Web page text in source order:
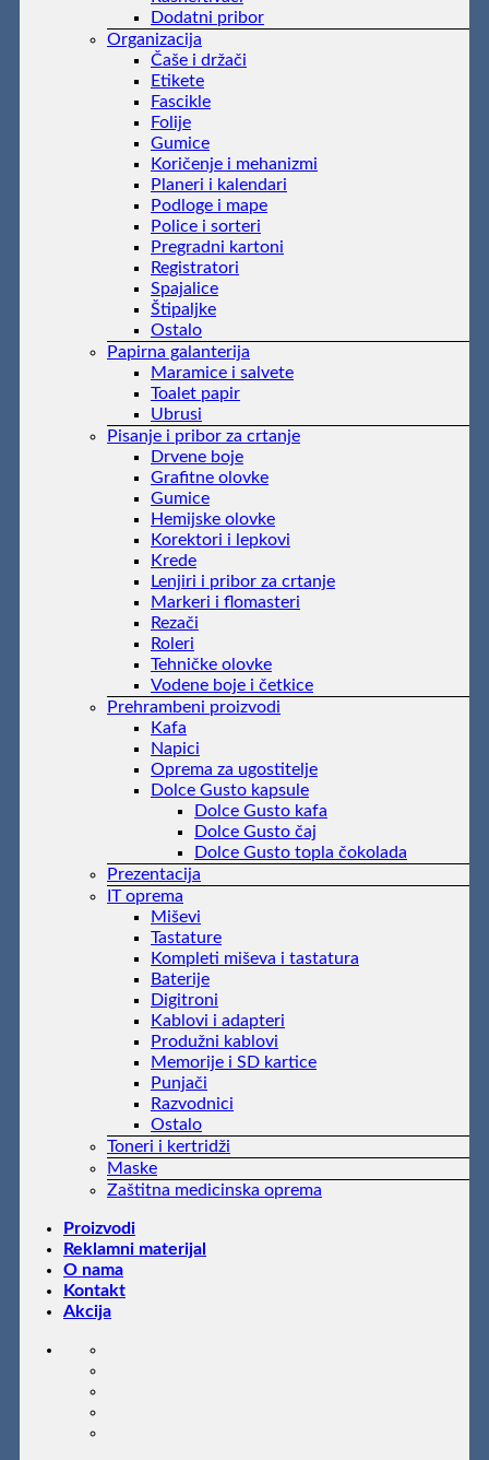
Dodatni pribor
Organizacija
Čaše i držači
Etikete
Fascikle
Folije
Gumice
Koričenje i mehanizmi
Planeri i kalendari
Podloge i mape
Police i sorteri
Pregradni kartoni
Registratori
Spajalice
Štipaljke
Ostalo
Papirna galanterija
Maramice i salvete
Toalet papir
Ubrusi
Pisanje i pribor za crtanje
Drvene boje
Grafitne olovke
Gumice
Hemijske olovke
Korektori i lepkovi
Krede
Lenjiri i pribor za crtanje
Markeri i flomasteri
Rezači
Roleri
Tehničke olovke
Vodene boje i četkice
Prehrambeni proizvodi
Kafa
Napici
Oprema za ugostitelje
Dolce Gusto kapsule
Dolce Gusto kafa
Dolce Gusto čaj
Dolce Gusto topla čokolada
Prezentacija
IT oprema
Miševi
Tastature
Kompleti miševa i tastatura
Baterije
Digitroni
Kablovi i adapteri
Produžni kablovi
Memorije i SD kartice
Punjači
Razvodnici
Ostalo
Toneri i kertridži
Maske
Zaštitna medicinska oprema
Proizvodi
Reklamni materijal
O nama
Kontakt
Akcija